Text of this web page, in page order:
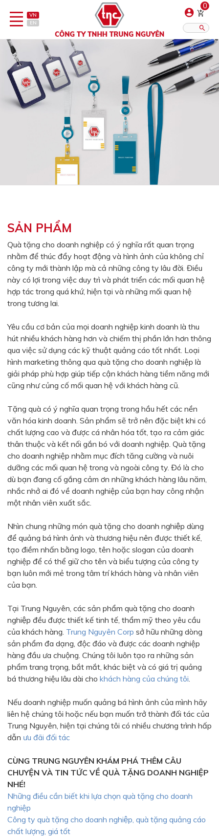
VN
EN
0
Danh sách sản phẩm
Bút
Đồ sứ quà tặng
Bình/ca giữ nhiệt
Dây đeo & Phụ kiện
Màu sắc
Đỏ
Đen
Xanh ngọc
Xanh lá
Cam
Vàng
Hồng
Tím
Xanh dương
Xám
Xanh lục
Vàng kem
Trắng
Bạc - Bạc
Xanh dương - Bạc
Xanh lá - Bạc
Tím - Bạc
Đỏ - Bạc
Bạc - Xanh dương
Bạc - Xanh lá
Bạc - Cam
Bạc - Đỏ
Đỏ - Bạc
Trong suốt
Đen - Trắng
Bạc - Đen
Nâu
Xanh xám
Cà phê
Xanh dương - Đen
Đỏ nâu
Đen - Nơ
Bạc 1cm
Bạc 2cm
Bạc mini 1cm
Hiển thị?:
SẢN PHẨM
Quà tặng cho doanh nghiệp có ý nghĩa rất quan trọng
nhằm để thúc đẩy hoạt động và hình ảnh của không chỉ
công ty mới thành lập mà cả những công ty lâu đời. Điều
này có lợi trong việc duy trì và phát triển các mối quan hệ
hợp tác trong quá khứ, hiện tại và những mối quan hệ
trong tương lai.
Yêu cầu cơ bản của mọi doanh nghiệp kinh doanh là thu
hút nhiều khách hàng hơn và chiếm thị phần lớn hơn thông
qua việc sử dụng các kỹ thuật quảng cáo tốt nhất. Loại
hình marketing thông qua quà tặng cho doanh nghiệp là
giải pháp phù hợp giúp tiếp cận khách hàng tiềm năng mới
cũng như củng cố mối quan hệ với khách hàng cũ.
Tặng quà có ý nghĩa quan trọng trong hầu hết các nền
văn hóa kinh doanh. Sản phẩm sẽ trở nên đặc biệt khi có
chất lượng cao và được cá nhân hóa tốt, tạo ra cảm giác
thân thuộc và kết nối gắn bó với doanh nghiệp. Quà tặng
cho doanh nghiệp nhằm mục đích tăng cường và nuôi
dưỡng các mối quan hệ trong và ngoài công ty. Đó là cho
dù bạn đang cố gắng cảm ơn những khách hàng lâu năm,
nhắc nhở ai đó về doanh nghiệp của bạn hay công nhận
một nhân viên xuất sắc.
Nhìn chung những món quà tặng cho doanh nghiệp dùng
để quảng bá hình ảnh và thương hiệu nên được thiết kế,
tạo điềm nhấn bằng logo, tên hoặc slogan của doanh
nghiệp để có thể giữ cho tên và biểu tượng của công ty
bạn luôn mới mẻ trong tâm trí khách hàng và nhân viên
của bạn.
Tại Trung Nguyên, các sản phẩm quà tặng cho doanh
nghiệp đều được thiết kế tinh tế, thẩm mỹ theo yêu cầu
của khách hàng. Trung Nguyên Corp sở hữu những dòng
sản phẩm đa dạng, độc đáo và được các doanh nghiệp
hàng đầu ưa chuộng. Chúng tôi luôn tạo ra những sản
phẩm trang trọng, bắt mắt, khác biệt và có giá trị quảng
bá thương hiệu lâu dài cho khách hàng của chúng tôi
Nếu doanh nghiệp muốn quảng bá hình ảnh của mình hãy
liên hệ chúng tôi hoặc nếu bạn muốn trở thành đối tác của
Trung Nguyên, hiện tại chúng tôi có nhiều chương trình hấp
dẫn ưu đãi đối tác
CÙNG TRUNG NGUYÊN KHÁM PHÁ THÊM CÂU
CHUYỆN VÀ TIN TỨC VỀ QUÀ TẶNG DOANH NGHIỆP
NHÉ!
Những điều cần biết khi lựa chọn quà tặng cho doanh
nghiệp
Công ty quà tặng cho doanh nghiệp, quà tặng quảng cáo
chất lượng, giá tốt